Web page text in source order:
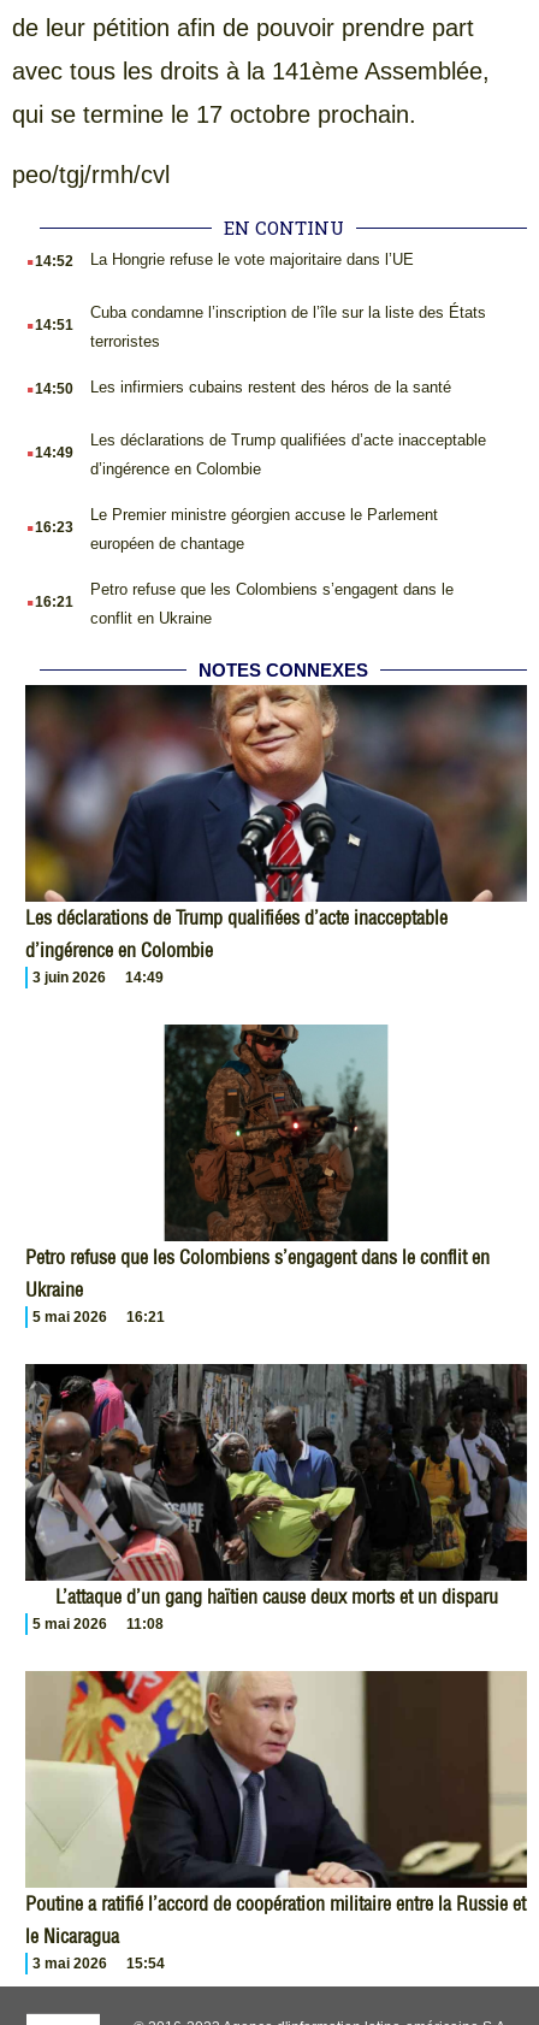
de leur pétition afin de pouvoir prendre part
avec tous les droits à la 141ème Assemblée,
qui se termine le 17 octobre prochain.
peo/tgj/rmh/cvl
EN CONTINU
.14:52 La Hongrie refuse le vote majoritaire dans l’UE
.14:51
Cuba condamne l’inscription de l’île sur la liste des États
terroristes
.14:50 Les infirmiers cubains restent des héros de la santé
.14:49
Les déclarations de Trump qualifiées d’acte inacceptable
d’ingérence en Colombie
.16:23
Le Premier ministre géorgien accuse le Parlement
européen de chantage
.16:21
Petro refuse que les Colombiens s’engagent dans le
conflit en Ukraine
NOTES CONNEXES
Les déclarations de Trump qualifiées d’acte inacceptable
d’ingérence en Colombie
3 juin 2026 14:49
Petro refuse que les Colombiens s’engagent dans le conflit en
Ukraine
5 mai 2026 16:21
L’attaque d’un gang haïtien cause deux morts et un disparu
5 mai 2026 11:08
Poutine a ratifié l’accord de coopération militaire entre la Russie et
le Nicaragua
3 mai 2026 15:54